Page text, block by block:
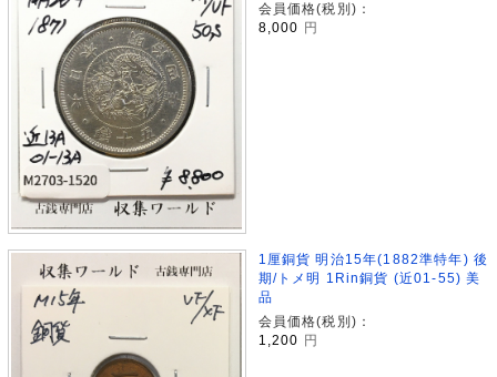
会員価格(税別)：
8,000
円
1厘銅貨 明治15年(1882準特年) 後
期/トメ明 1Rin銅貨 (近01-55) 美
品
会員価格(税別)：
1,200 円